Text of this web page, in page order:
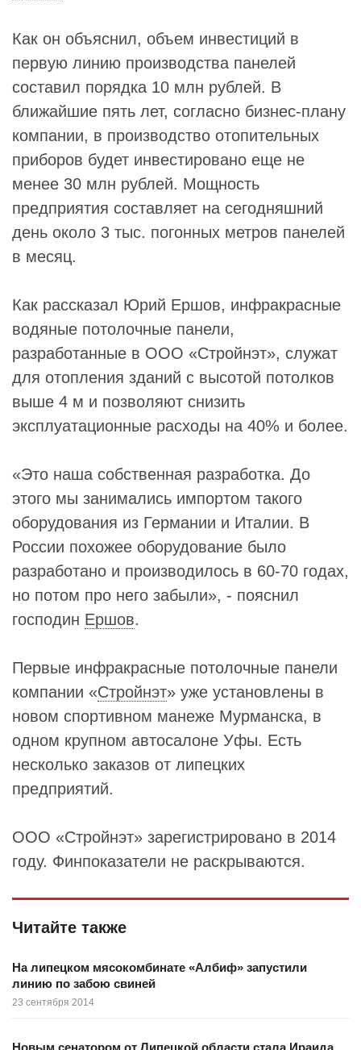
Как он объяснил, объем инвестиций в
первую линию производства панелей
составил порядка 10 млн рублей. В
ближайшие пять лет, согласно бизнес-плану
компании, в производство отопительных
приборов будет инвестировано еще не
менее 30 млн рублей. Мощность
предприятия составляет на сегодняшний
день около 3 тыс. погонных метров панелей
в месяц.
Как рассказал Юрий Ершов, инфракрасные
водяные потолочные панели,
разработанные в ООО «Стройнэт», служат
для отопления зданий с высотой потолков
выше 4 м и позволяют снизить
эксплуатационные расходы на 40% и более.
«Это наша собственная разработка. До
этого мы занимались импортом такого
оборудования из Германии и Италии. В
России похожее оборудование было
разработано и производилось в 60-70 годах,
но потом про него забыли», - пояснил
господин Ершов.
Первые инфракрасные потолочные панели
компании «Стройнэт» уже установлены в
новом спортивном манеже Мурманска, в
одном крупном автосалоне Уфы. Есть
несколько заказов от липецких
предприятий.
ООО «Стройнэт» зарегистрировано в 2014
году. Финпоказатели не раскрываются.
Читайте также
На липецком мясокомбинате «Албиф» запустили
линию по забою свиней
23 сентября 2014
Новым сенатором от Липецкой области стала Ираида